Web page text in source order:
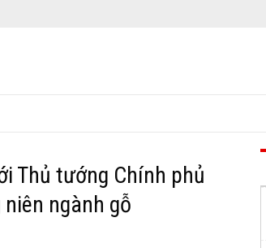
Thủ tướng Chính phủ
ngành gỗ